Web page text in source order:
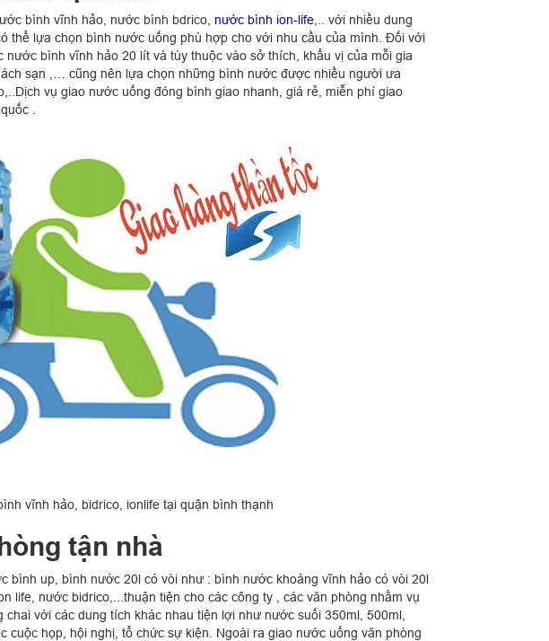
bình vĩnh hảo, nước bình bdrico, nước bình ion-life,.. với nhiều dung
thể lựa chọn bình nước uống phù hợp cho với nhu cầu của mình. Đối với
bình vĩnh hảo 20 lít và tùy thuộc vào sở thích, khẩu vị của mỗi gia
sạn ,… cũng nên lựa chọn những bình nước được nhiều người ưa
vụ giao nước uống đóng bình giao nhanh, giá rẻ, miễn phí giao
.
vĩnh hảo, bidrico, ionlife tại quận bình thạnh
tận nhà
bình up, bình nước 20l có vòi như : bình nước khoáng vĩnh hảo có vòi 20l
life, nước bidrico,...thuận tiện cho các công ty , các văn phòng nhằm vụ
với các dung tích khác nhau tiện lợi như nước suối 350ml, 500ml,
cuộc họp, hội nghị, tổ chức sự kiện. Ngoài ra giao nước uống văn phòng